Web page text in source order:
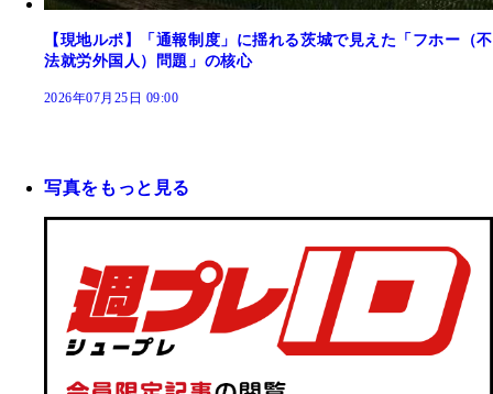
【現地ルポ】「通報制度」に揺れる茨城で見えた「フホー（不
法就労外国人）問題」の核心
2026年07月25日 09:00
写真をもっと見る